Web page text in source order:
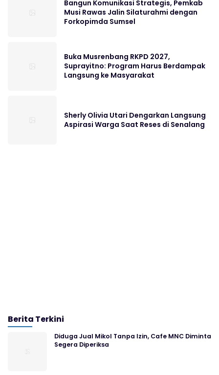
Bangun Komunikasi Strategis, Pemkab
Musi Rawas Jalin Silaturahmi dengan
Forkopimda Sumsel
Buka Musrenbang RKPD 2027,
Suprayitno: Program Harus Berdampak
Langsung ke Masyarakat
Sherly Olivia Utari Dengarkan Langsung
Aspirasi Warga Saat Reses di Senalang
Berita Terkini
Diduga Jual Mikol Tanpa Izin, Cafe MNC Diminta
Segera Diperiksa